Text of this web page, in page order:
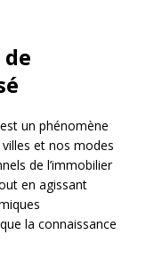
un phénomène
et nos modes
de l’immobilier
en agissant
la connaissance